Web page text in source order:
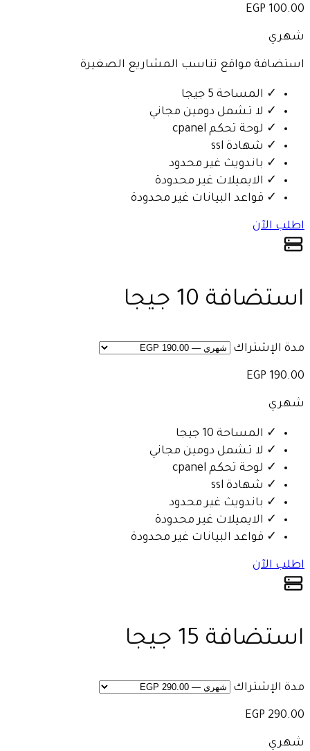
100.00 EGP
شهري
استضافة مواقع تناسب المشاريع الصغيرة
✓ المساحة 5 جيجا
✓ لا تـشمل دومين مجاني
✓ لوحة تحكم cpanel
✓ شهادة ssl
✓ باندويث غير محدود
✓ الايميلات غير محدودة
✓ قواعد البيانات غير محدودة
اطلب الآن
استضافة 10 جيجا
مدة الإشتراك
190.00 EGP
شهري
✓ المساحة 10 جيجا
✓ لا تـشمل دومين مجاني
✓ لوحة تحكم cpanel
✓ شهادة ssl
✓ باندويث غير محدود
✓ الايميلات غير محدودة
✓ قواعد البيانات غير محدودة
اطلب الآن
استضافة 15 جيجا
مدة الإشتراك
290.00 EGP
شهري